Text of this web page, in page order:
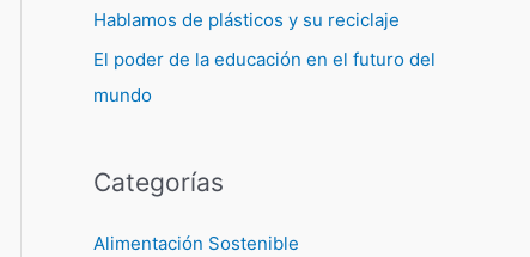
Hablamos de plásticos y su reciclaje
El poder de la educación en el futuro del
mundo
Categorías
Alimentación Sostenible